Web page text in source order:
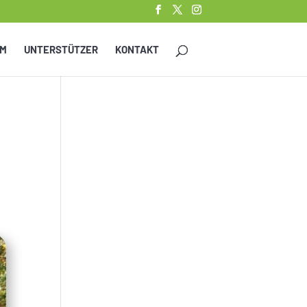
UNTERSTÜTZER KONTAKT